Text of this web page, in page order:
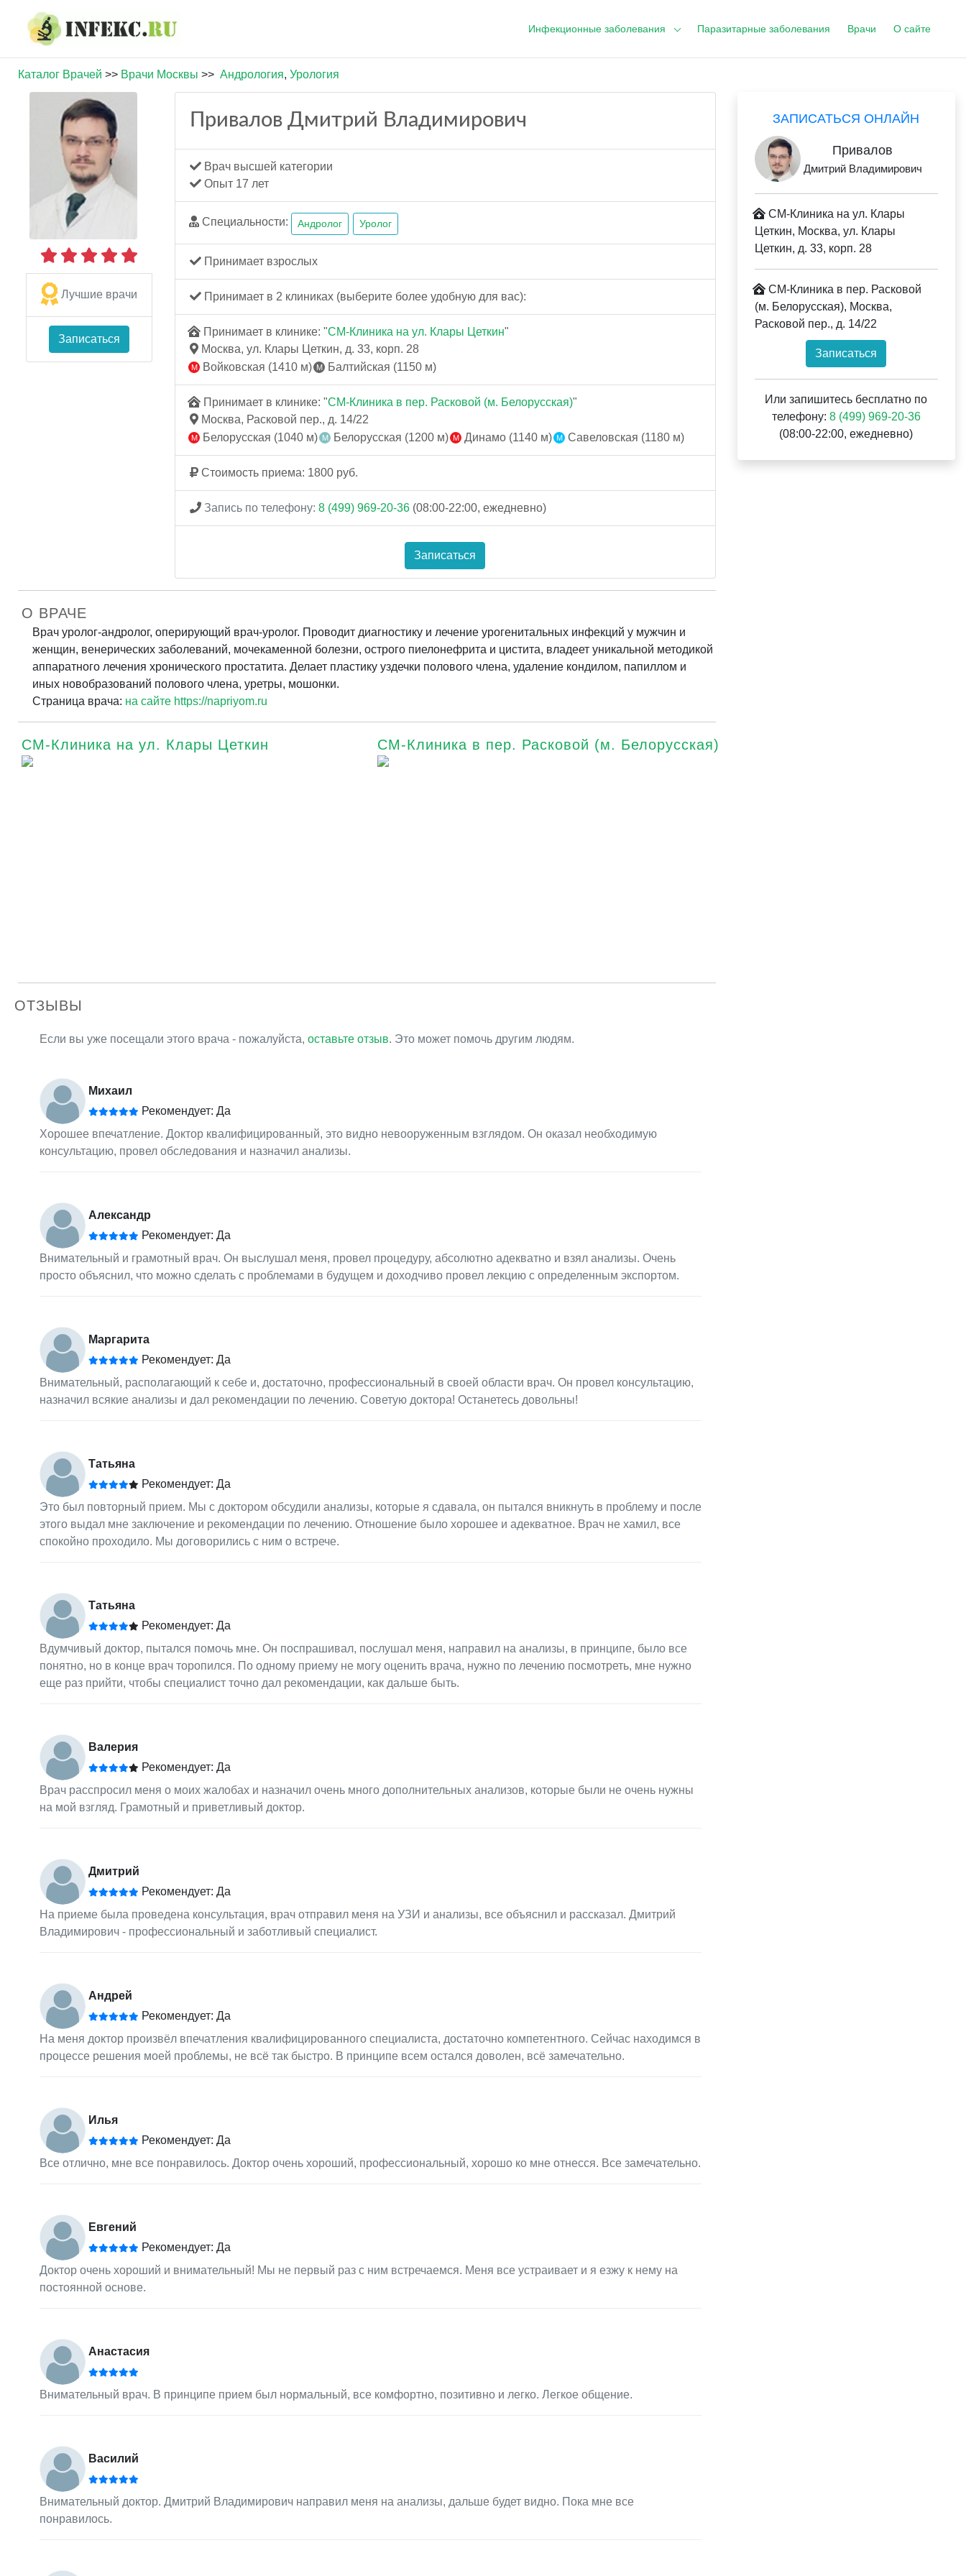
Инфекционные заболевания Паразитарные заболевания Врачи О сайте
Каталог Врачей >> Врачи Москвы >> Андрология, Урология
Лучшие врачи
Записаться
Привалов Дмитрий Владимирович
Врач высшей категории
Опыт 17 лет
Специальности: Андролог Уролог
Принимает взрослых
Принимает в 2 клиниках (выберите более удобную для вас):
Принимает в клинике: "СМ-Клиника на ул. Клары Цеткин"
Москва, ул. Клары Цеткин, д. 33, корп. 28
Войковская (1410 м)
Балтийская (1150 м)
Принимает в клинике: "СМ-Клиника в пер. Расковой (м. Белорусская)"
Москва, Расковой пер., д. 14/22
Белорусская (1040 м)
Белорусская (1200 м) Динамо (1140 м) Савеловская (1180 м)
Стоимость приема: 1800 руб.
Запись по телефону: 8 (499) 969-20-36 (08:00-22:00, ежедневно)
Записаться
О ВРАЧЕ
Врач уролог-андролог, оперирующий врач-уролог. Проводит диагностику и лечение урогенитальных инфекций у мужчин и
женщин, венерических заболеваний, мочекаменной болезни, острого пиелонефрита и цистита, владеет уникальной методикой
аппаратного лечения хронического простатита. Делает пластику уздечки полового члена, удаление кондилом, папиллом и
иных новобразований полового члена, уретры, мошонки.
Страница врача: на сайте https://napriyom.ru
СМ-Клиника на ул. Клары Цеткин СМ-Клиника в пер. Расковой (м. Белорусская)
ОТЗЫВЫ
Если вы уже посещали этого врача - пожалуйста, оставьте отзыв. Это может помочь другим людям.
Михаил
Рекомендует: Да
Хорошее впечатление. Доктор квалифицированный, это видно невооруженным взглядом. Он оказал необходимую
консультацию, провел обследования и назначил анализы.
Александр
Рекомендует: Да
Внимательный и грамотный врач. Он выслушал меня, провел процедуру, абсолютно адекватно и взял анализы. Очень
просто объяснил, что можно сделать с проблемами в будущем и доходчиво провел лекцию с определенным экспортом.
Маргарита
Рекомендует: Да
Внимательный, располагающий к себе и, достаточно, профессиональный в своей области врач. Он провел консультацию,
назначил всякие анализы и дал рекомендации по лечению. Советую доктора! Останетесь довольны!
Татьяна
Рекомендует: Да
Это был повторный прием. Мы с доктором обсудили анализы, которые я сдавала, он пытался вникнуть в проблему и после
этого выдал мне заключение и рекомендации по лечению. Отношение было хорошее и адекватное. Врач не хамил, все
спокойно проходило. Мы договорились с ним о встрече.
Татьяна
Рекомендует: Да
Вдумчивый доктор, пытался помочь мне. Он поспрашивал, послушал меня, направил на анализы, в принципе, было все
понятно, но в конце врач торопился. По одному приему не могу оценить врача, нужно по лечению посмотреть, мне нужно
еще раз прийти, чтобы специалист точно дал рекомендации, как дальше быть.
Валерия
Рекомендует: Да
Врач расспросил меня о моих жалобах и назначил очень много дополнительных анализов, которые были не очень нужны
на мой взгляд. Грамотный и приветливый доктор.
Дмитрий
Рекомендует: Да
На приеме была проведена консультация, врач отправил меня на УЗИ и анализы, все объяснил и рассказал. Дмитрий
Владимирович - профессиональный и заботливый специалист.
Андрей
Рекомендует: Да
На меня доктор произвёл впечатления квалифицированного специалиста, достаточно компетентного. Сейчас находимся в
процессе решения моей проблемы, не всё так быстро. В принципе всем остался доволен, всё замечательно.
Илья
Рекомендует: Да
Все отлично, мне все понравилось. Доктор очень хороший, профессиональный, хорошо ко мне отнесся. Все замечательно.
Евгений
Рекомендует: Да
Доктор очень хороший и внимательный! Мы не первый раз с ним встречаемся. Меня все устраивает и я езжу к нему на
постоянной основе.
Анастасия
Внимательный врач. В принципе прием был нормальный, все комфортно, позитивно и легко. Легкое общение.
Василий
Внимательный доктор. Дмитрий Владимирович направил меня на анализы, дальше будет видно. Пока мне все
понравилось.
ЗАПИСАТЬСЯ ОНЛАЙН
Привалов
Дмитрий Владимирович
СМ-Клиника на ул. Клары
Цеткин, Москва, ул. Клары
Цеткин, д. 33, корп. 28
СМ-Клиника в пер. Расковой
(м. Белорусская), Москва,
Расковой пер., д. 14/22
Записаться
Или запишитесь бесплатно по
телефону: 8 (499) 969-20-36
(08:00-22:00, ежедневно)